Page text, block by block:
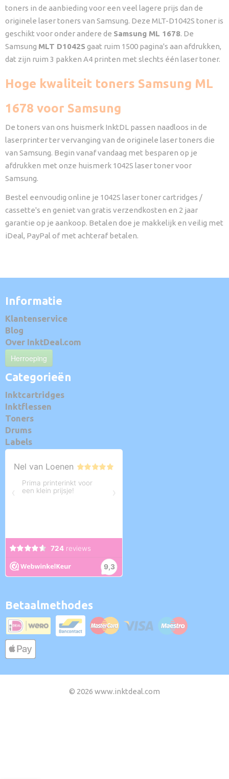
toners in de aanbieding voor een veel lagere prijs dan de
originele laser toners van Samsung. Deze MLT-D1042S toner is
geschikt voor onder andere de Samsung ML 1678. De
Samsung MLT D1042S gaat ruim 1500 pagina's aan afdrukken,
dat zijn ruim 3 pakken A4 printen met slechts één laser toner.
Hoge kwaliteit toners Samsung ML
1678 voor Samsung
De toners van ons huismerk InktDL passen naadloos in de
laserprinter ter vervanging van de originele laser toners die
van Samsung. Begin vanaf vandaag met besparen op je
afdrukken met onze huismerk 1042S laser toner voor
Samsung.
Bestel eenvoudig online je 1042S laser toner cartridges /
cassette's en geniet van gratis verzendkosten en 2 jaar
garantie op je aankoop. Betalen doe je makkelijk en veilig met
iDeal, PayPal of met achteraf betalen.
Informatie
Klantenservice
Blog
Over InktDeal.com
Herroeping
Categorieën
Inktcartridges
Inktflessen
Toners
Drums
Labels
Betaalmethodes
© 2026 www.inktdeal.com